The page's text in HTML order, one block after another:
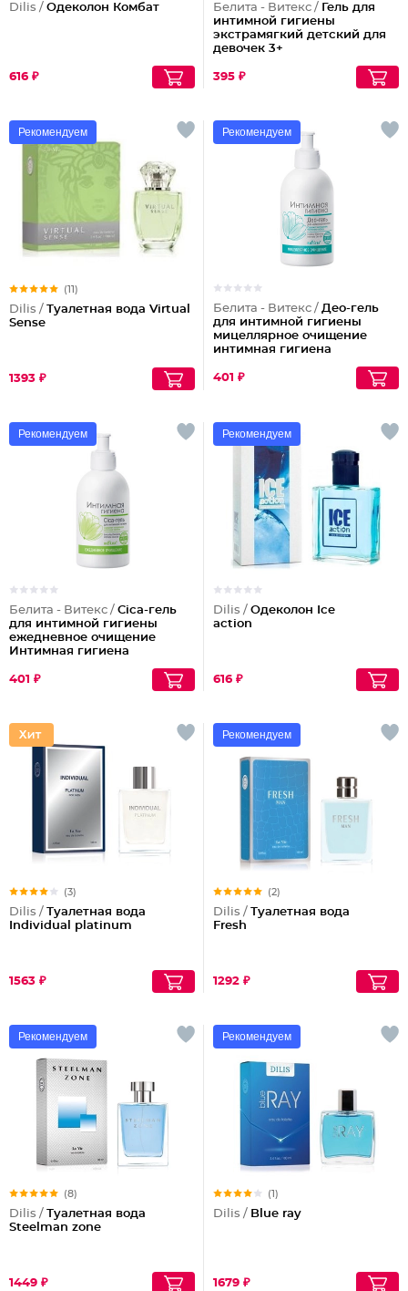
Dilis / Одеколон Комбат
616 ₽
Белита - Витекс / Гель для
интимной гигиены
экстрамягкий детский для
девочек 3+
395 ₽
Рекомендуем
(11)
Dilis / Туалетная вода Virtual
Sense
1393 ₽
Рекомендуем
Белита - Витекс / Део-гель
для интимной гигиены
мицеллярное очищение
интимная гигиена
401 ₽
Рекомендуем
Белита - Витекс / Cica-гель
для интимной гигиены
ежедневное очищение
Интимная гигиена
401 ₽
Рекомендуем
Dilis / Одеколон Ice
action
616 ₽
(3)
Dilis / Туалетная вода
Individual platinum
1563 ₽
Рекомендуем
(2)
Dilis / Туалетная вода
Fresh
1292 ₽
Рекомендуем
(8)
Dilis / Туалетная вода
Steelman zone
1449 ₽
Рекомендуем
(1)
Dilis / Blue ray
1679 ₽